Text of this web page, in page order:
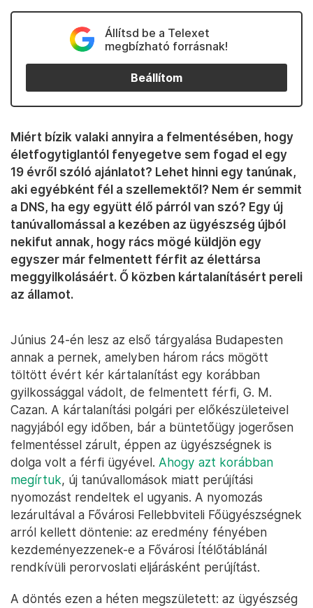
Állítsd be a Telexet
megbízható forrásnak!
Beállítom
Miért bízik valaki annyira a felmentésében, hogy
életfogytiglantól fenyegetve sem fogad el egy
19 évről szóló ajánlatot? Lehet hinni egy tanúnak,
aki egyébként fél a szellemektől? Nem ér semmit
a DNS, ha egy együtt élő párról van szó? Egy új
tanúvallomással a kezében az ügyészség újból
nekifut annak, hogy rács mögé küldjön egy
egyszer már felmentett férfit az élettársa
meggyilkolásáért. Ő közben kártalanításért pereli
az államot.
Június 24-én lesz az első tárgyalása Budapesten
annak a pernek, amelyben három rács mögött
töltött évért kér kártalanítást egy korábban
gyilkossággal vádolt, de felmentett férfi, G. M.
Cazan. A kártalanítási polgári per előkészületeivel
nagyjából egy időben, bár a büntetőügy jogerősen
felmentéssel zárult, éppen az ügyészségnek is
dolga volt a férfi ügyével. Ahogy azt korábban
megírtuk, új tanúvallomások miatt perújítási
nyomozást rendeltek el ugyanis. A nyomozás
lezárultával a Fővárosi Fellebbviteli Főügyészségnek
arról kellett döntenie: az eredmény fényében
kezdeményezzenek-e a Fővárosi Ítélőtáblánál
rendkívüli perorvoslati eljárásként perújítást.
A döntés ezen a héten megszületett: az ügyészség